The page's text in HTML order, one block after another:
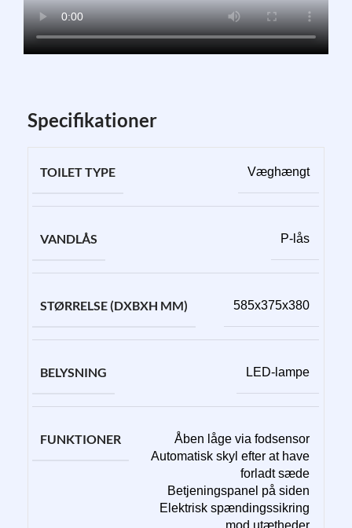
Specifikationer
TOILET TYPE Væghængt
VANDLÅS P-lås
STØRRELSE (DXBXH MM) 585x375x380
BELYSNING LED-lampe
FUNKTIONER
Åben låge via fodsensor
Automatisk skyl efter at have
forladt sæde
Betjeningspanel på siden
Elektrisk spændingssikring
mod utætheder